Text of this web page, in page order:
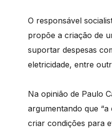
O responsável
propõe a criação de
suportar despesas
eletricidade, entre
Na opinião de Paulo
argumentando que
criar condições para